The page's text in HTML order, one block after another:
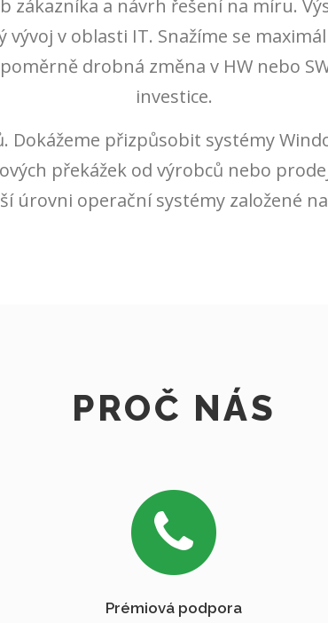
zákazníka a návrh řešení na míru.
vývoj v oblasti IT. Snažíme se
drobná změna v HW nebo
investice.
Dokážeme přizpůsobit systémy
překážek od výrobců nebo
úrovni operační systémy založené
PROČ NÁS
Prémiová podpora